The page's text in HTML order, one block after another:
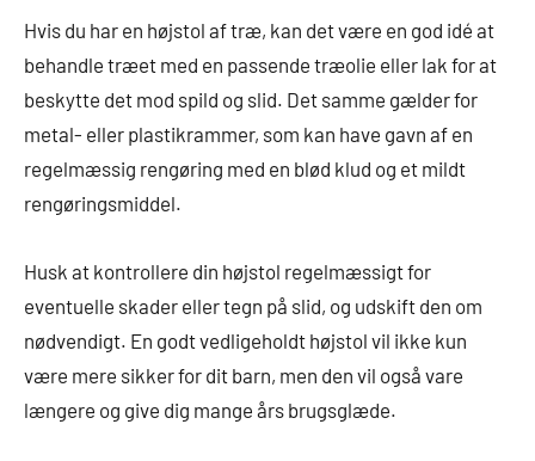
Hvis du har en højstol af træ, kan det være en god idé at
behandle træet med en passende træolie eller lak for at
beskytte det mod spild og slid. Det samme gælder for
metal- eller plastikrammer, som kan have gavn af en
regelmæssig rengøring med en blød klud og et mildt
rengøringsmiddel.
Husk at kontrollere din højstol regelmæssigt for
eventuelle skader eller tegn på slid, og udskift den om
nødvendigt. En godt vedligeholdt højstol vil ikke kun
være mere sikker for dit barn, men den vil også vare
længere og give dig mange års brugsglæde.